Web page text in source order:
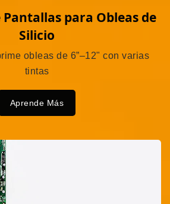
para Obleas de
Silicio
obleas de 6”–12" con varias
tintas
Aprende Más